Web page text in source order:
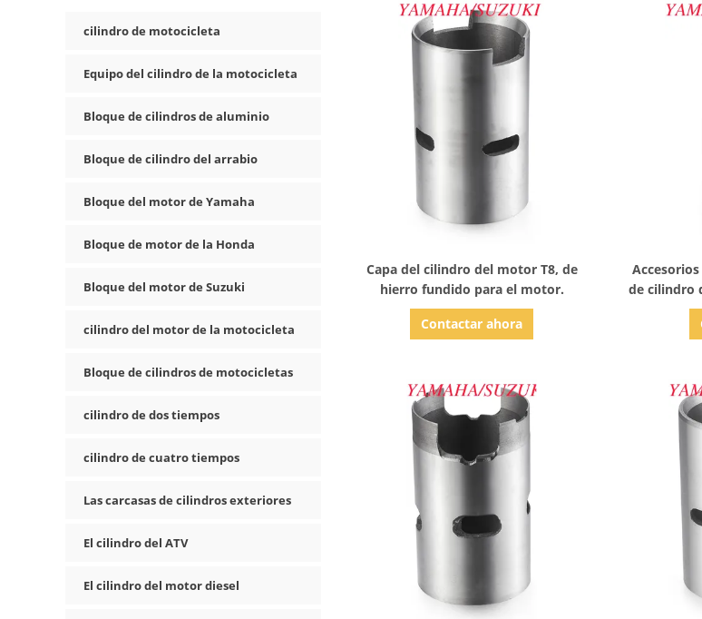
cilindro de motocicleta
Equipo del cilindro de la motocicleta
Bloque de cilindros de aluminio
Bloque de cilindro del arrabio
Bloque del motor de Yamaha
Bloque de motor de la Honda
Bloque del motor de Suzuki
cilindro del motor de la motocicleta
Bloque de cilindros de motocicletas
cilindro de dos tiempos
cilindro de cuatro tiempos
Las carcasas de cilindros exteriores
El cilindro del ATV
El cilindro del motor diesel
Capa del cilindro del motor T8, de
hierro fundido para el motor.
Contactar ahora
de cilindro